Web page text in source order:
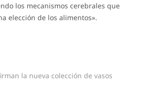
los mecanismos cerebrales que
elección de los alimentos».
la nueva colección de vasos